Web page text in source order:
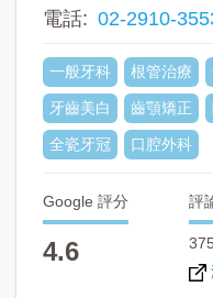
電話
02-2910-
一般牙科 根管治療
牙齒美白 齒顎矯正
全瓷牙冠 口腔外科
Google 評分
4.6
評